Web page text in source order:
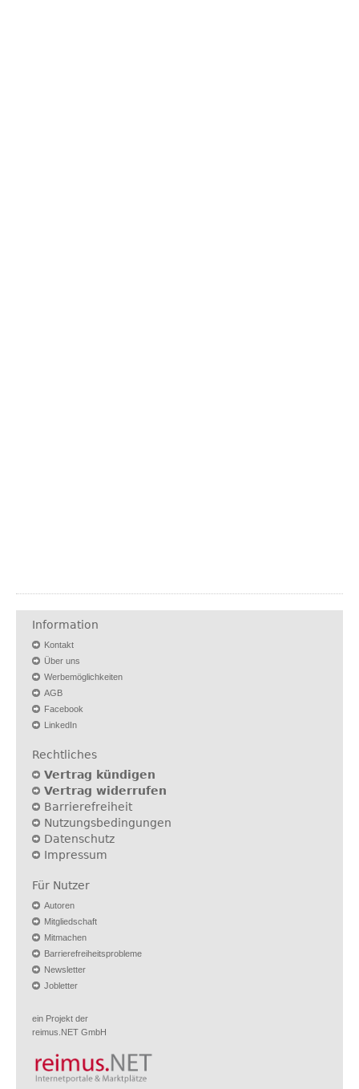
Information
Kontakt
Über uns
Werbemöglichkeiten
AGB
Facebook
LinkedIn
Rechtliches
Vertrag kündigen
Vertrag widerrufen
Barrierefreiheit
Nutzungsbedingungen
Datenschutz
Impressum
Für Nutzer
Autoren
Mitgliedschaft
Mitmachen
Barrierefreiheitsprobleme
Newsletter
Jobletter
ein Projekt der
reimus.NET GmbH